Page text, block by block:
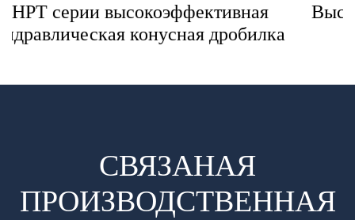
Высокоэффективная щёковая дробилка
по серии HJ
СВЯЗАНАЯ
ПРОИЗВОДСТВЕННАЯ